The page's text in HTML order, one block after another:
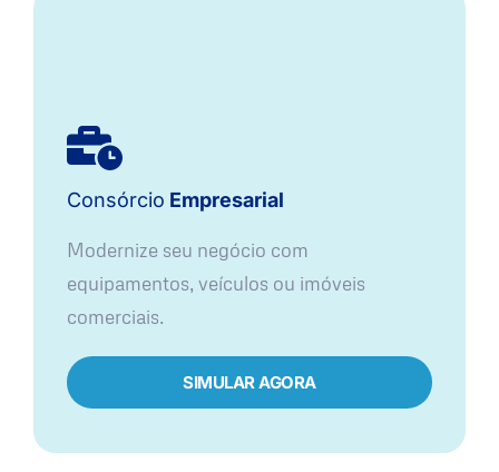
Consórcio Empresarial
Modernize seu negócio com
equipamentos, veículos ou imóveis
comerciais.
SIMULAR AGORA